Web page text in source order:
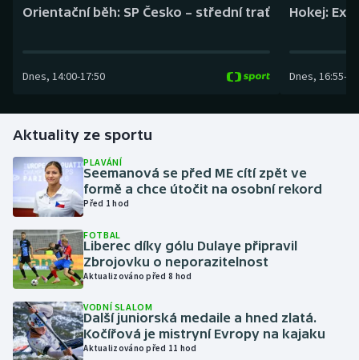
Golf
Gymnastika
Házená
Jezdectví
Judo
Krasobruslení
Orientační běh: SP Česko – střední trať
Dnes, 14:00-17:50
Hokej:
Dnes, 16:55-
Aktuality ze sportu
PLAVÁNÍ
Seemanová se před ME cítí zpět ve
formě a chce útočit na osobní rekord
Před 1 hod
FOTBAL
Liberec díky gólu Dulaye připravil
Zbrojovku o neporazitelnost
Aktualizováno před 8 hod
VODNÍ SLALOM
Další juniorská medaile a hned zlatá.
Kočířová je mistryní Evropy na kajaku
Aktualizováno před 11 hod